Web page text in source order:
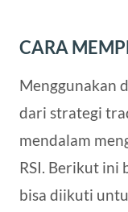
CARA
Menggunakan
dari strategi
mendalam
RSI. Berikut ini
bisa diikuti